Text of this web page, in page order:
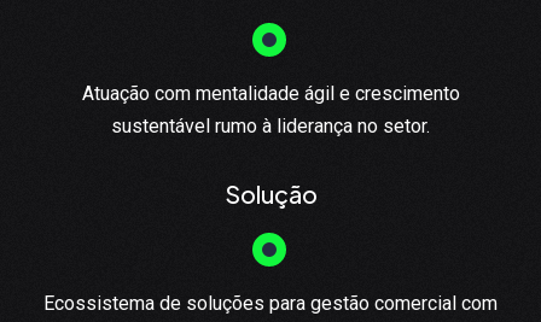
Atuação com mentalidade ágil e crescimento
sustentável rumo à liderança no setor.
Solução
Ecossistema de soluções para gestão comercial com